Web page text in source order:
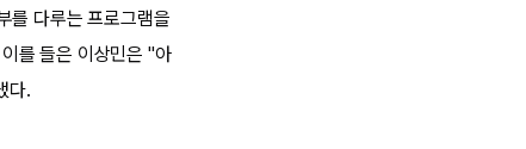
를 다루는 프로그램을
를 들은 이상민은 "아
다.